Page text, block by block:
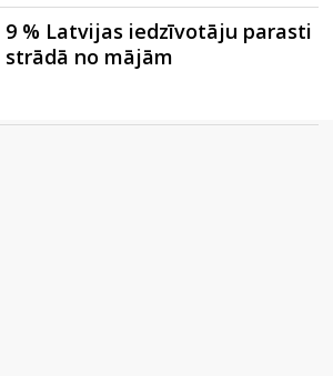
9 % Latvijas iedzīvotāju parasti
strādā no mājām